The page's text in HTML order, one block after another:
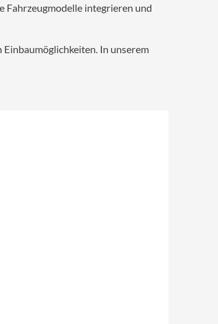
Fahrzeugmodelle integrieren und
In unserem